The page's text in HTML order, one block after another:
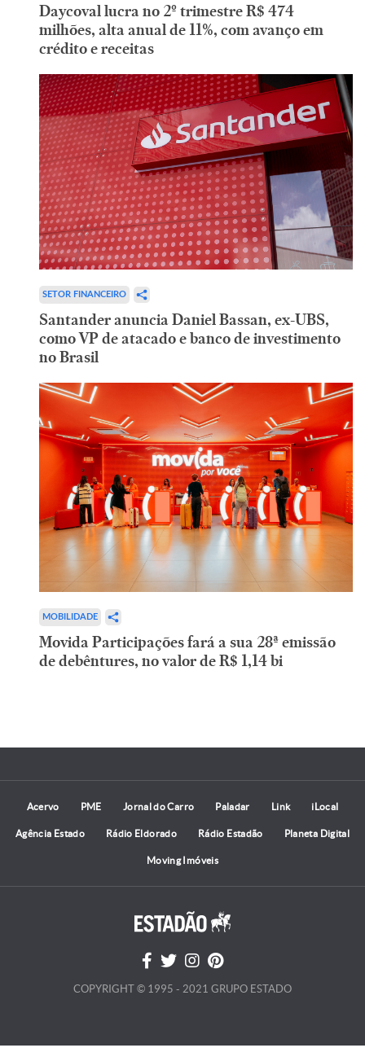
Daycoval lucra no 2º trimestre R$ 474
milhões, alta anual de 11%, com avanço em
crédito e receitas
SETOR FINANCEIRO
Santander anuncia Daniel Bassan, ex-UBS,
como VP de atacado e banco de investimento
no Brasil
MOBILIDADE
Movida Participações fará a sua 28ª emissão
de debêntures, no valor de R$ 1,14 bi
Acervo PME Jornal do Carro Paladar Link iLocal
Agência Estado Rádio Eldorado Rádio Estadão Planeta Digital
Moving Imóveis
COPYRIGHT © 1995 - 2021 GRUPO ESTADO